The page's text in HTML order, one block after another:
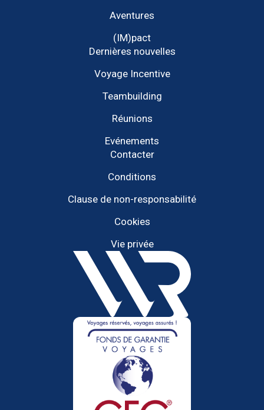
Aventures
(IM)pact
Dernières nouvelles
Voyage Incentive
Teambuilding
Réunions
Evénements
Contacter
Conditions
Clause de non-responsabilité
Cookies
Vie privée